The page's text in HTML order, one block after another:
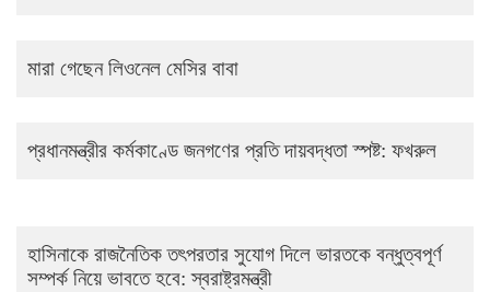
মারা গেছেন লিওনেল মেসির বাবা
প্রধানমন্ত্রীর কর্মকাণ্ডে জনগণের প্রতি দায়বদ্ধতা স্পষ্ট: ফখরুল
হাসিনাকে রাজনৈতিক তৎপরতার সুযোগ দিলে ভারতকে বন্ধুত্বপূর্ণ
সম্পর্ক নিয়ে ভাবতে হবে: স্বরাষ্ট্রমন্ত্রী